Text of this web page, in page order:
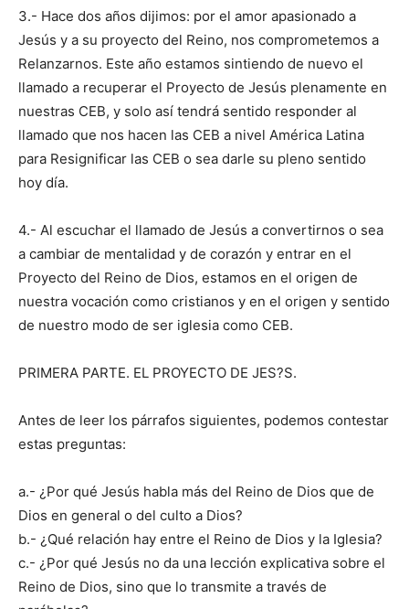
3.- Hace dos años dijimos: por el amor apasionado a
Jesús y a su proyecto del Reino, nos comprometemos a
Relanzarnos. Este año estamos sintiendo de nuevo el
llamado a recuperar el Proyecto de Jesús plenamente en
nuestras CEB, y solo así tendrá sentido responder al
llamado que nos hacen las CEB a nivel América Latina
para Resignificar las CEB o sea darle su pleno sentido
hoy día.
4.- Al escuchar el llamado de Jesús a convertirnos o sea
a cambiar de mentalidad y de corazón y entrar en el
Proyecto del Reino de Dios, estamos en el origen de
nuestra vocación como cristianos y en el origen y sentido
de nuestro modo de ser iglesia como CEB.
PRIMERA PARTE. EL PROYECTO DE JES?S.
Antes de leer los párrafos siguientes, podemos contestar
estas preguntas:
a.- ¿Por qué Jesús habla más del Reino de Dios que de
Dios en general o del culto a Dios?
b.- ¿Qué relación hay entre el Reino de Dios y la Iglesia?
c.- ¿Por qué Jesús no da una lección explicativa sobre el
Reino de Dios, sino que lo transmite a través de